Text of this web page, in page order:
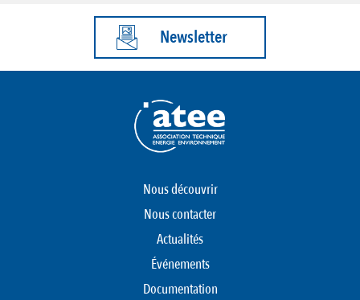
Newsletter
Nous découvrir
Nous contacter
Actualités
Événements
Documentation